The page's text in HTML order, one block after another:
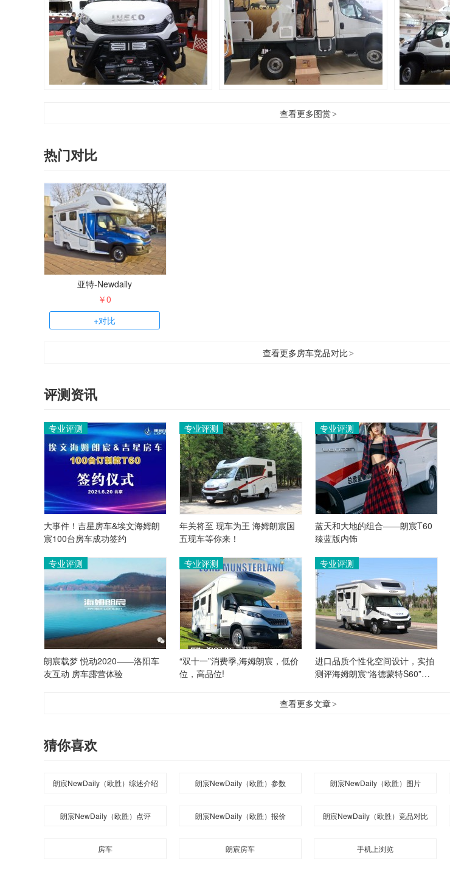
查看更多图赏>
热门对比
亚特-Newdaily
￥0
+对比
查看更多房车竞品对比 >
评测资讯
专业评测
大事件！吉星房车&埃文海姆朗
宸100台房车成功签约
专业评测
年关将至 现车为王 海姆朗宸国
五现车等你来！
专业评测
蓝天和大地的组合——朗宸T60
臻蓝版内饰
专业评测
朗宸载梦 悦动2020——洛阳车
友互动 房车露营体验
专业评测
“双十一”消费季,海姆朗宸，低价
位，高品位!
专业评测
进口品质个性化空间设计，实拍
测评海姆朗宸“洛德蒙特S60”进
查看更多文章>
猜你喜欢
朗宸NewDaily（欧胜）综述介绍 朗宸NewDaily（欧胜）参数 朗宸NewDaily（欧胜）图片
朗宸NewDaily（欧胜）点评 朗宸NewDaily（欧胜）报价 朗宸NewDaily（欧胜）竞品对比
房车 朗宸房车 手机上浏览